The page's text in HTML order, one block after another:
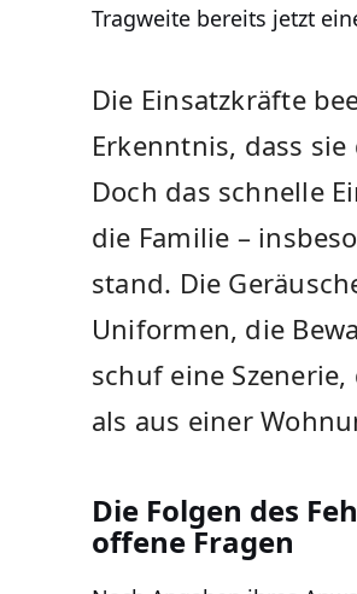
Tragweite bereits jetzt
Die Einsatzkräfte
Erkenntnis, dass
Doch das schnelle
die Familie –
stand. Die
Uniformen, die
schuf eine
als aus einer
Die Folgen des
offene Fragen